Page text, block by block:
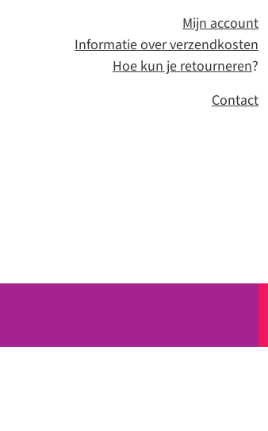
Mijn account
Informatie over verzendkosten
Hoe kun je retourneren?
Contact